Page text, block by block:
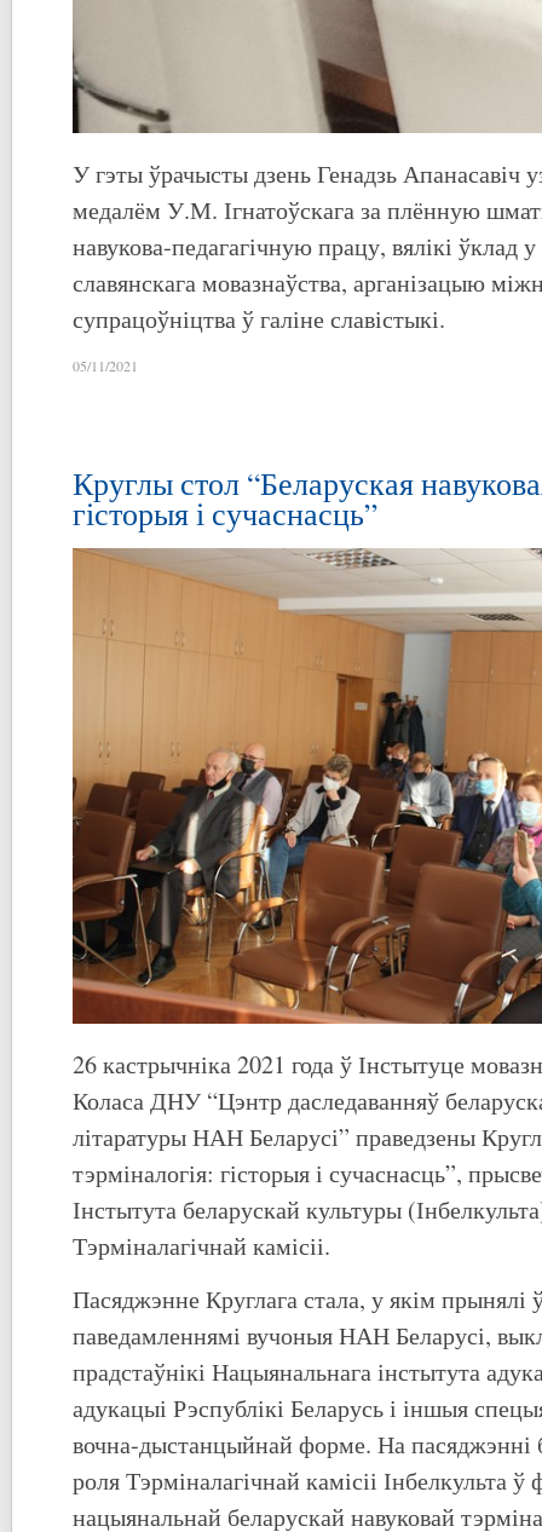
У гэты ўрачысты дзень Генадзь Апанасавіч
медалём У.М. Ігнатоўскага за плённую
навукова-педагагічную працу, вялікі ўклад у
славянскага мовазнаўства, арганізацыю
супрацоўніцтва ў галіне славістыкі.
05/11/2021
Круглы стол “Беларуская
гісторыя і сучаснасць”
26 кастрычніка 2021 года ў Інстытуце
Коласа ДНУ “Цэнтр даследаванняў
літаратуры НАН Беларусі” праведзены
тэрміналогія: гісторыя і сучаснасць”,
Інстытута беларускай культуры
Тэрміналагічнай камісіі.
Пасяджэнне Круглага стала, у якім прынялі
паведамленнямі вучоныя НАН Беларусі,
прадстаўнікі Нацыянальнага інстытута
адукацыі Рэспублікі Беларусь і іншыя
вочна-дыстанцыйнай форме. На пасяджэнні
роля Тэрміналагічнай камісіі Інбелкульта ў
нацыянальнай беларускай навуковай